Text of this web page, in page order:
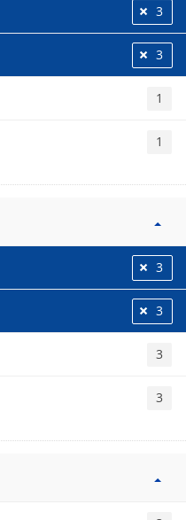
3
3
1
1
3
3
3
3